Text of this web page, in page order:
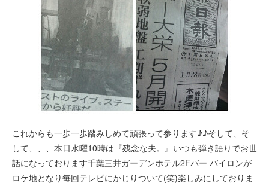
これからも一歩一歩踏みしめて頑張って参ります♪♪そして、そ
して、、、本日水曜10時は『残念な夫。』いつも弾き語りでお世
話になっております千葉三井ガーデンホテル2Fバー バイロンが
ロケ地となり毎回テレビにかじりついて(笑)楽しみにしておりま